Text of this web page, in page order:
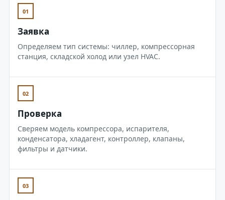
01
Заявка
Определяем тип системы: чиллер, компрессорная
станция, складской холод или узел HVAC.
02
Проверка
Сверяем модель компрессора, испарителя,
конденсатора, хладагент, контроллер, клапаны,
фильтры и датчики.
03